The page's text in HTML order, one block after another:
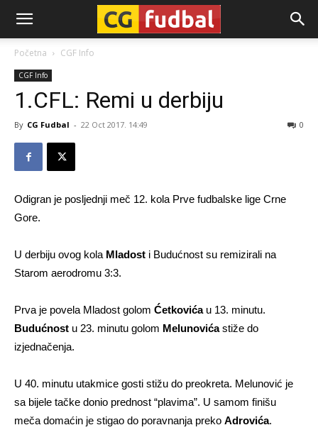
CG-
Fudbal
Početna CGF Info
CGF Info
1.CFL: Remi u derbiju
By CG Fudbal - 22 Oct 2017. 14:49 0
Odigran je posljednji meč 12. kola Prve fudbalske lige Crne
Gore.
U derbiju ovog kola Mladost i Budućnost su remizirali na
Starom aerodromu 3:3.
Prva je povela Mladost golom Ćetkovićau 13. minutu.
Budućnost u 23. minutu golom Melunovićastiže do
izjednačenja.
U 40. minutu utakmice gosti stižu do preokreta. Melunović je
sa bijele tačke donio prednost “plavima”. U samom finišu
meča domaćin je stigao do poravnanja preko Adrovića.